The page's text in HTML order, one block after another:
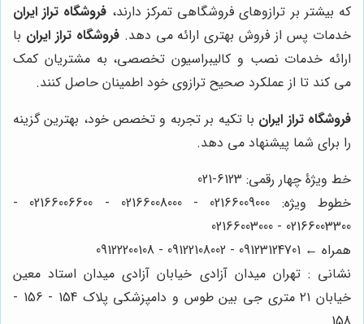
که بیشتر بر ترازوهای فروشگاهی تمرکز دارند، فروشگاه تراز ایران
خدمات پس از فروش بهتری ارائه می دهد.فروشگاه تراز ایران با
ارائه خدمات نصب و کالیبراسیون تخصصی، به مشتریان کمک
می کند تا از عملکرد صحیح ترازوی خود اطمینان حاصل کنند.
فروشگاه تراز ایران با تکیه بر تجربه و تخصص خود، بهترین گزینه
را برای شما پیشنهاد می دهد.
خط ویژۀ چهار رقمی: 6123-021
خطوط ویژه: 02166009000 - 02166008000 - 02166006600 -
02166003300 - 02166003000
همراه ← 09123124701 - 09122108002 - 09122200108
نشانی : تهران میدان آزادی خیابان آزادی میدان استاد معین
خیابان ۲۱ متری جی بین طوس و دامپزشکی پلاک 154 - 156 -